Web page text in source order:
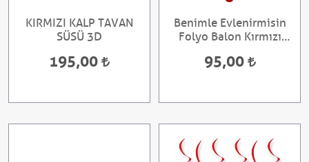
KIRMIZI KALP TAVAN
SÜSÜ 3D
195,00
Benimle Evlenirmisin
Folyo Balon Kırmızı
95,00